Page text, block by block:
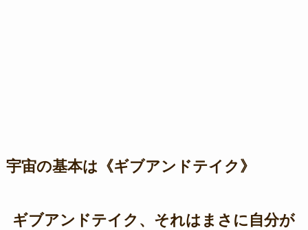
宇宙の基本は《ギブアンドテイク》
ギブアンドテイク、それはまさに自分が